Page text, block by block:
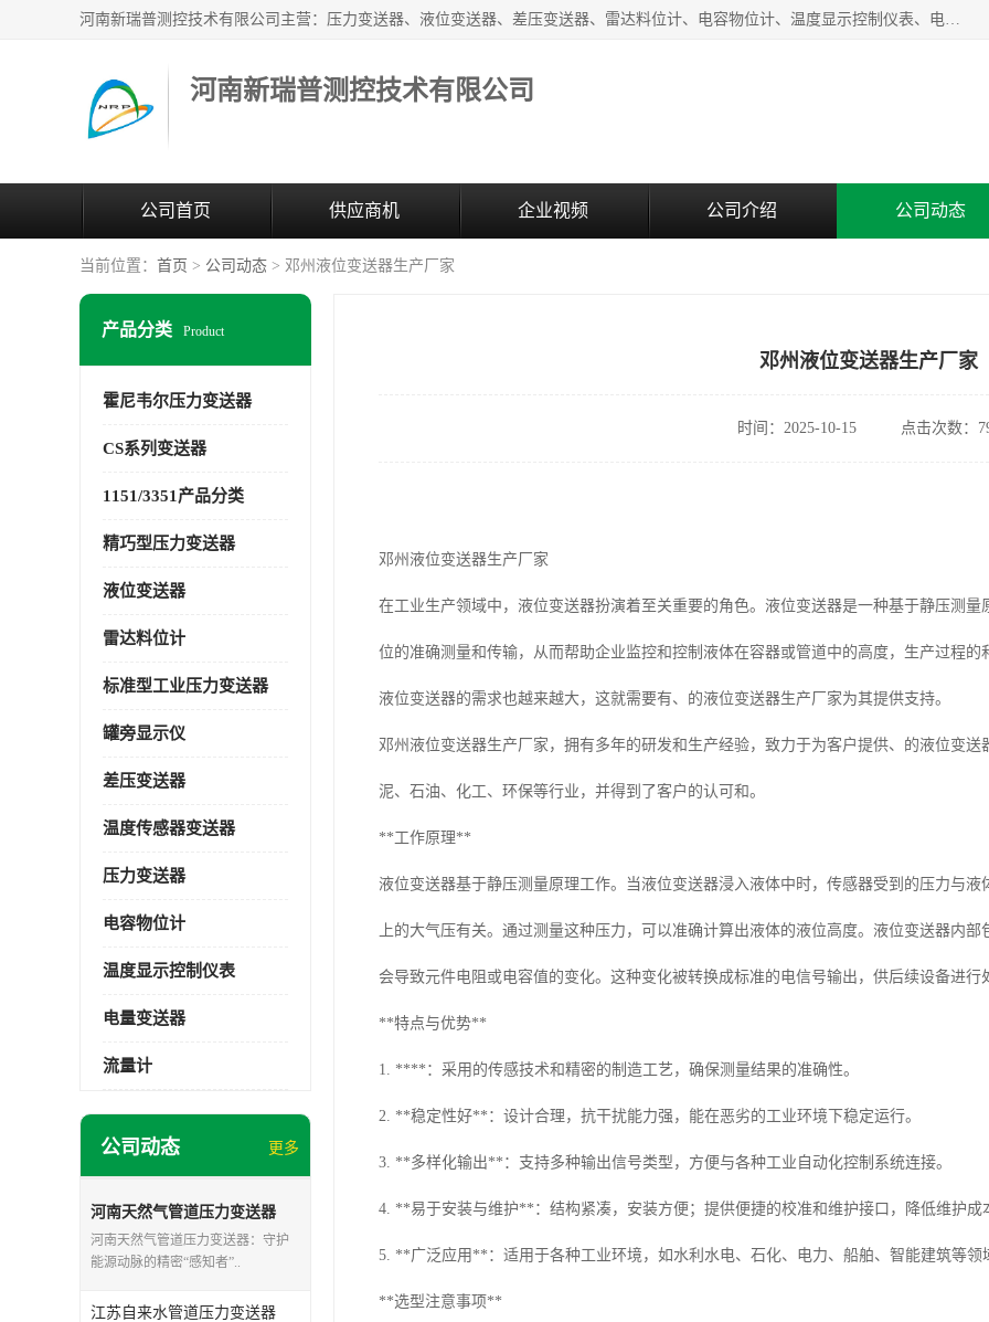
河南新瑞普测控技术有限公司主营：压力变送器、液位变送器、差压变送器、雷达料位计、电容物位计、温度显示控制仪表、电量变送器、流量计、工业自动化系统成套设备。
河南新瑞普测控技术有限公司
公司首页 供应商机 企业视频 公司介绍 公司动态
当前位置： 首页 > 公司动态 > 邓州液位变送器生产厂家
产品分类 Product
霍尼韦尔压力变送器
CS系列变送器
1151/3351产品分类
精巧型压力变送器
液位变送器
雷达料位计
标准型工业压力变送器
罐旁显示仪
差压变送器
温度传感器变送器
压力变送器
电容物位计
温度显示控制仪表
电量变送器
流量计
公司动态 更多
河南天然气管道压力变送器
河南天然气管道压力变送器：守护
能源动脉的精密“感知者”..
江苏自来水管道压力变送器
邓州液位变送器生产厂家
时间：2025-10-15 点击次数：
邓州液位变送器生产厂家
在工业生产领域中，液位变送器扮演着至关重要的角色。液位变送器是一种基于静压测
位的准确测量和传输，从而帮助企业监控和控制液体在容器或管道中的高度，生产过程
液位变送器的需求也越来越大，这就需要有、的液位变送器生产厂家为其提供支持。
邓州液位变送器生产厂家，拥有多年的研发和生产经验，致力于为客户提供、的液位变
泥、石油、化工、环保等行业，并得到了客户的认可和。
**工作原理**
液位变送器基于静压测量原理工作。当液位变送器浸入液体中时，传感器受到的压力与
上的大气压有关。通过测量这种压力，可以准确计算出液体的液位高度。液位变送器内
会导致元件电阻或电容值的变化。这种变化被转换成标准的电信号输出，供后续设备进行
**特点与优势**
1. ****：采用的传感技术和精密的制造工艺，确保测量结果的准确性。
2. **稳定性好**：设计合理，抗干扰能力强，能在恶劣的工业环境下稳定运行。
3. **多样化输出**：支持多种输出信号类型，方便与各种工业自动化控制系统连接。
4. **易于安装与维护**：结构紧凑，安装方便；提供便捷的校准和维护接口，降低维护成
5. **广泛应用**：适用于各种工业环境，如水利水电、石化、电力、船舶、智能建筑等领
**选型注意事项**